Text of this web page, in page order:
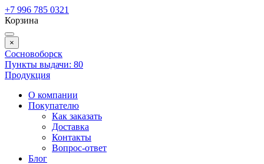
+7 996 785 0321
Корзина
×
Сосновоборск
Пункты выдачи: 80
Продукция
О компании
Покупателю
Как заказать
Доставка
Контакты
Вопрос-ответ
Блог